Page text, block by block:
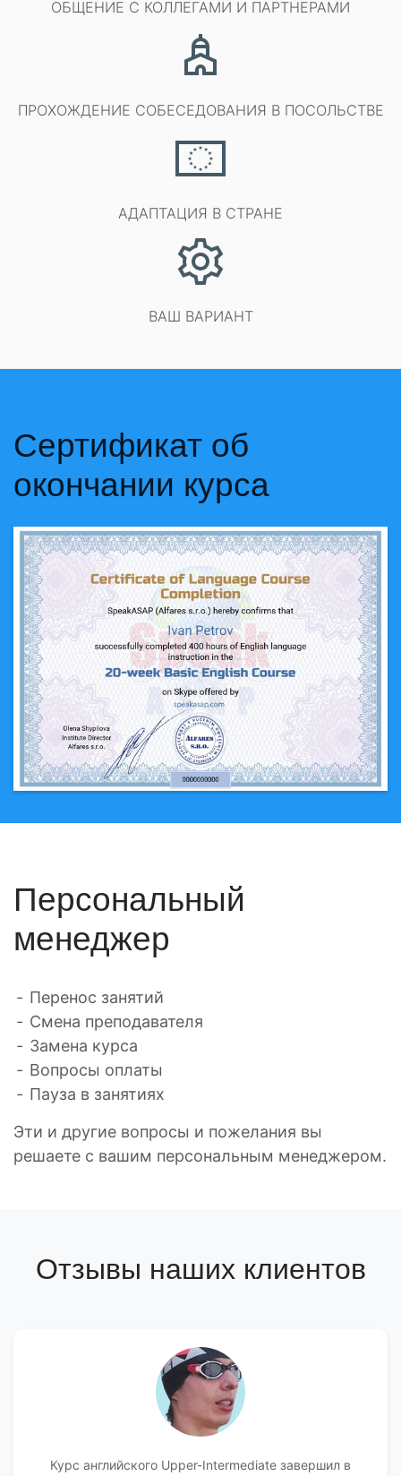
ОБЩЕНИЕ С КОЛЛЕГАМИ И ПАРТНЕРАМИ
ПРОХОЖДЕНИЕ СОБЕСЕДОВАНИЯ В ПОСОЛЬСТВЕ
АДАПТАЦИЯ В СТРАНЕ
ВАШ ВАРИАНТ
Сертификат об
окончании курса
Персональный
менеджер
Перенос занятий
Смена преподавателя
Замена курса
Вопросы оплаты
Пауза в занятиях
Эти и другие вопросы и пожелания вы
решаете с вашим персональным менеджером.
Отзывы наших клиентов
Курс английского Upper-Intermediate завершил в